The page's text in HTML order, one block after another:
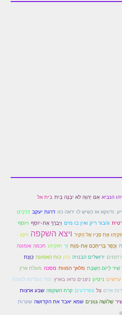
הנביא אִם יְהוָה לֹא יִבְנֶה בַיִת בית אל
ודווקא אז כשיש לו יראה כזו דרגת יעקב דְּרָכֶים
והבור ריק ואין בו מים וַיְבָרֶךְ אֶת-יוֹסֵף ויוסף
אֶת פָּנָיו אֶל הַקִּיר ויצא השקפה ויקץ -
וְכֻפַּר בְּרִיתְכֶם אֶת-מָוֶת זך חזקיהו חכמה ואמונה
רחמים ירושלים הבנויה כהן כוח האמונה כַּוָּנַת
שִׁיר לְיוֹם הַשַּׁבָּת מלאך המוות מסכה מעלת ארץ
עדשים ניסיון ניצנים נראו בארץ סוד העליות לתורה
אדם צל צפרדעים קרח השקפה שבע ארצות
שְׁלוֹשָׁה גְוָונִים שמא יאבד את הקדושה שערות